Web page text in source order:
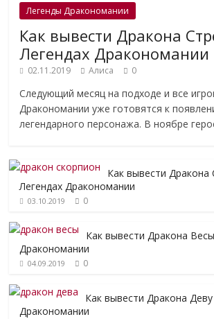
Легенды Дракономании
Как вывести Дракона
Легендах Дракономании
02.11.2019 Алиса 0
Следующий месяц на подходе и все
Дракономании уже готовятся к
легендарного персонажа. В ноябре
Как вывести Дракона
Легендах Дракономании
03.10.2019 0
Как вывести Дракона
Дракономании
04.09.2019 0
Как вывести Дракона
Дракономании